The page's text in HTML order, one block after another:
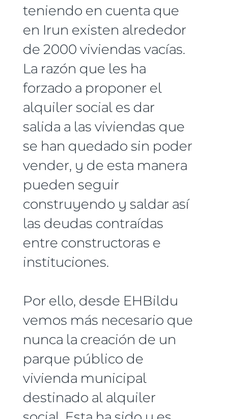
teniendo en cuenta que
en Irun existen alrededor
de 2000 viviendas vacías.
La razón que les ha
forzado a proponer el
alquiler social es dar
salida a las viviendas que
se han quedado sin poder
vender, y de esta manera
pueden seguir
construyendo y saldar así
las deudas contraídas
entre constructoras e
instituciones.
Por ello, desde EHBildu
vemos más necesario que
nunca la creación de un
parque público de
vivienda municipal
destinado al alquiler